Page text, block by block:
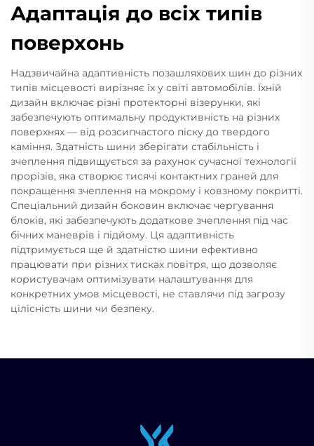
Адаптація до всіх типів
поверхонь
Надзвичайна адаптивність позашляхових шин до різних
типів місцевості вирізняє їх у світі автомобілів. Їхній
дизайн включає різні протекторні візерунки, які
забезпечують оптимальну продуктивність на різних
поверхнях — від розсипчастого піску до твердого
каміння. Здатність шини зберігати стабільність і
зчеплення підвищується за рахунок сучасної технології
прорізів, яка створює тисячі контактних граней для
покращення зчеплення на мокрому і ковзному покритті.
Спеціальний дизайн боковин включає чергування
блоків, які забезпечують додаткове зчеплення під час
бічних маневрів і підйому. Ця адаптивність
підтримується ще й здатністю шини ефективно
працювати при різних тисках повітря, що дозволяє
користувачам оптимізувати налаштування для
конкретних умов місцевості, не ставлячи під загрозу
цілісність шини чи безпеку.